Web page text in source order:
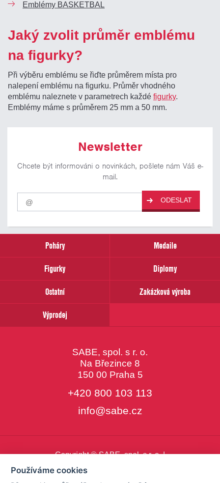
Emblémy BASKETBAL
Jaký zvolit průměr emblému
na figurky?
Při výběru emblému se řiďte průměrem místa pro
nalepení emblému na figurku. Průměr vhodného
emblému naleznete v parametrech každéfigurky.
Emblémy máme s průměrem 25 mm a 50 mm.
Newsletter
Chcete být informováni o novinkách, pošlete nám Váš e-
mail.
Pro
odběr
našich
email
ODESLAT
Poháry
Medaile
Figurky
Diplomy
Ostatní
Zakázková výroba
Výprodej
SABE, spol. s r. o.
Na Březince 8
150 00 Praha 5
+420 800 103 113
info@sabe.cz
Copyright © SABE, spol. s r. o. |
Používáme cookies